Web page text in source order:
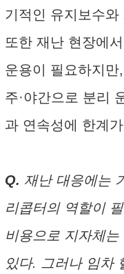
기적인 유지보수
또한 재난 현장에
운용이 필요하지
주·야간으로 분리
과 연속성에 한계
Q. 재난 대응에는
리콥터의 역할이
비용으로 지자체
있다. 그러나 임차